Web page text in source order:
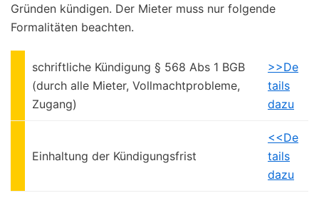
Gründen kündigen. Der Mieter muss nur folgende
Formalitäten beachten.
schriftliche Kündigung § 568 Abs 1 BGB
(durch alle Mieter, Vollmachtprobleme,
Zugang)
>>De
tails
dazu
Einhaltung der Kündigungsfrist
<<De
tails
dazu